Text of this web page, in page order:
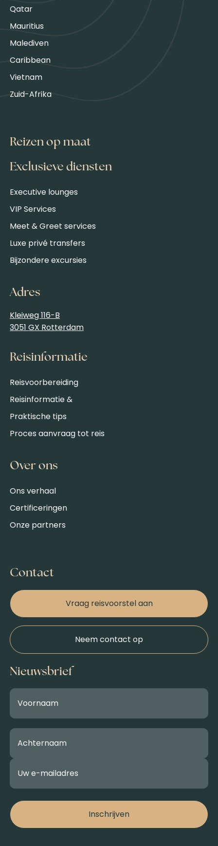
Qatar
Mauritius
Malediven
Caribbean
Vietnam
Zuid-Afrika
Reizen op maat
Exclusieve diensten
Executive lounges
VIP Services
Meet & Greet services
Luxe privé transfers
Bijzondere excursies
Adres
Kleiweg 116-B
3051 GX Rotterdam
Reisinformatie
Reisvoorbereiding
Reisinformatie &
Praktische tips
Proces aanvraag tot reis
Over ons
Ons verhaal
Certificeringen
Onze partners
Contact
Vraag reisvoorstel aan
Neem contact op
Nieuwsbrief
Inschrijven